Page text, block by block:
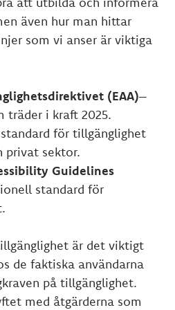
även hur man hittar
som vi anser är viktiga
(EAA)–
träder i kraft 2025.
standard för tillgänglighet
privat sektor.
Guidelines
standard för
är det viktigt
de faktiska användarna
på tillgänglighet.
med åtgärderna som